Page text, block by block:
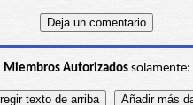
Miembros Autorizadossolamente: